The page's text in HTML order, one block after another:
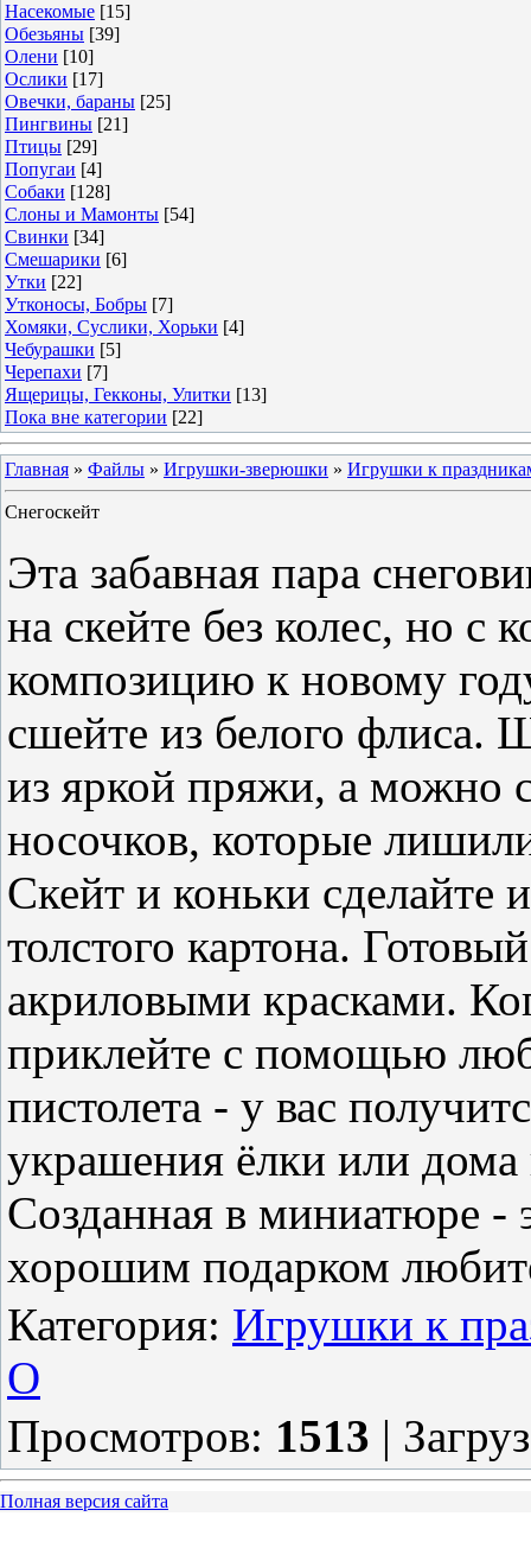
Насекомые [15]
Обезьяны [39]
Олени [10]
Ослики [17]
Овечки, бараны [25]
Пингвины [21]
Птицы [29]
Попугаи [4]
Собаки [128]
Слоны и Мамонты [54]
Свинки [34]
Смешарики [6]
Утки [22]
Утконосы, Бобры [7]
Хомяки, Суслики, Хорьки [4]
Чебурашки [5]
Черепахи [7]
Ящерицы, Гекконы, Улитки [13]
Пока вне категории [22]
Главная » Файлы » Игрушки-зверюшки » Игрушки к
Снегоскейт
Эта забавная пара
на скейте без колес, но с
композицию к новому
сшейте из белого
из яркой пряжи, а можно
носочков, которые
Скейт и коньки сделайте
толстого картона.
акриловыми красками.
приклейте с помощью
пистолета - у вас
украшения ёлки или дома
Созданная в миниатюре -
хорошим подарком
Категория: Игрушки к
O
Просмотров: 1513 |
Полная версия сайта